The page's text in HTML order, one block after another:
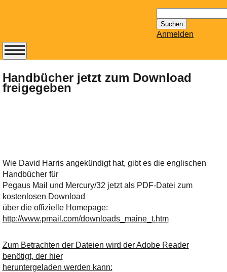
nach:
Anmelden
Handbücher jetzt zum Download
freigegeben
Wie David Harris angekündigt hat, gibt es die englischen
Handbücher für
Pegaus Mail und Mercury/32 jetzt als PDF-Datei zum
kostenlosen Download
über die offizielle Homepage:
http://www.pmail.com/downloads_maine_t.htm
Zum Betrachten der Dateien wird der Adobe Reader
benötigt, der hier
heruntergeladen werden kann:
Abonnieren Sie den
14-tägig
erscheinenden
Newsletter von
bereithält!
Wie z.B. Outlook,
GMail, Thunderbird
oder auch
KuNoMail, usw.
Adresse:
E-Mail